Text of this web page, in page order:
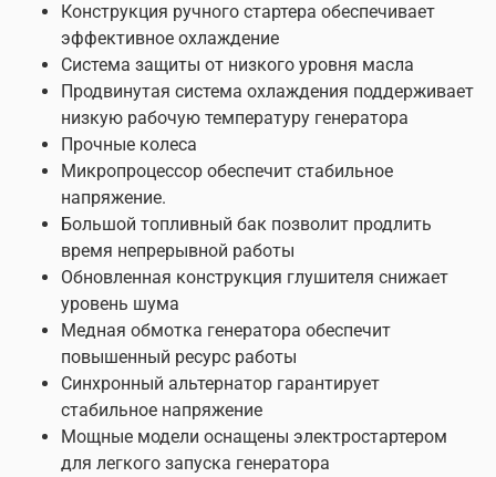
Складская техника производства TOR – это сочетание
современных разработок и решений, проверенных
временем. Так компания добивается высокого
качества и простоты использования своего
оборудования. Более 13 лет мы постоянно работаем
над оптимизацией ассортимента. В модельном ряду
найдутся как экономичные модели, так и модели для
интенсивных нагрузок.
Конструкция ручного стартера обеспечивает
эффективное охлаждение
Система защиты от низкого уровня масла
Продвинутая система охлаждения поддерживает
низкую рабочую температуру генератора
Прочные колеса
Микропроцессор обеспечит стабильное
напряжение.
Большой топливный бак позволит продлить
время непрерывной работы
Обновленная конструкция глушителя снижает
уровень шума
Медная обмотка генератора обеспечит
повышенный ресурс работы
Синхронный альтернатор гарантирует
стабильное напряжение
Мощные модели оснащены электростартером
для легкого запуска генератора